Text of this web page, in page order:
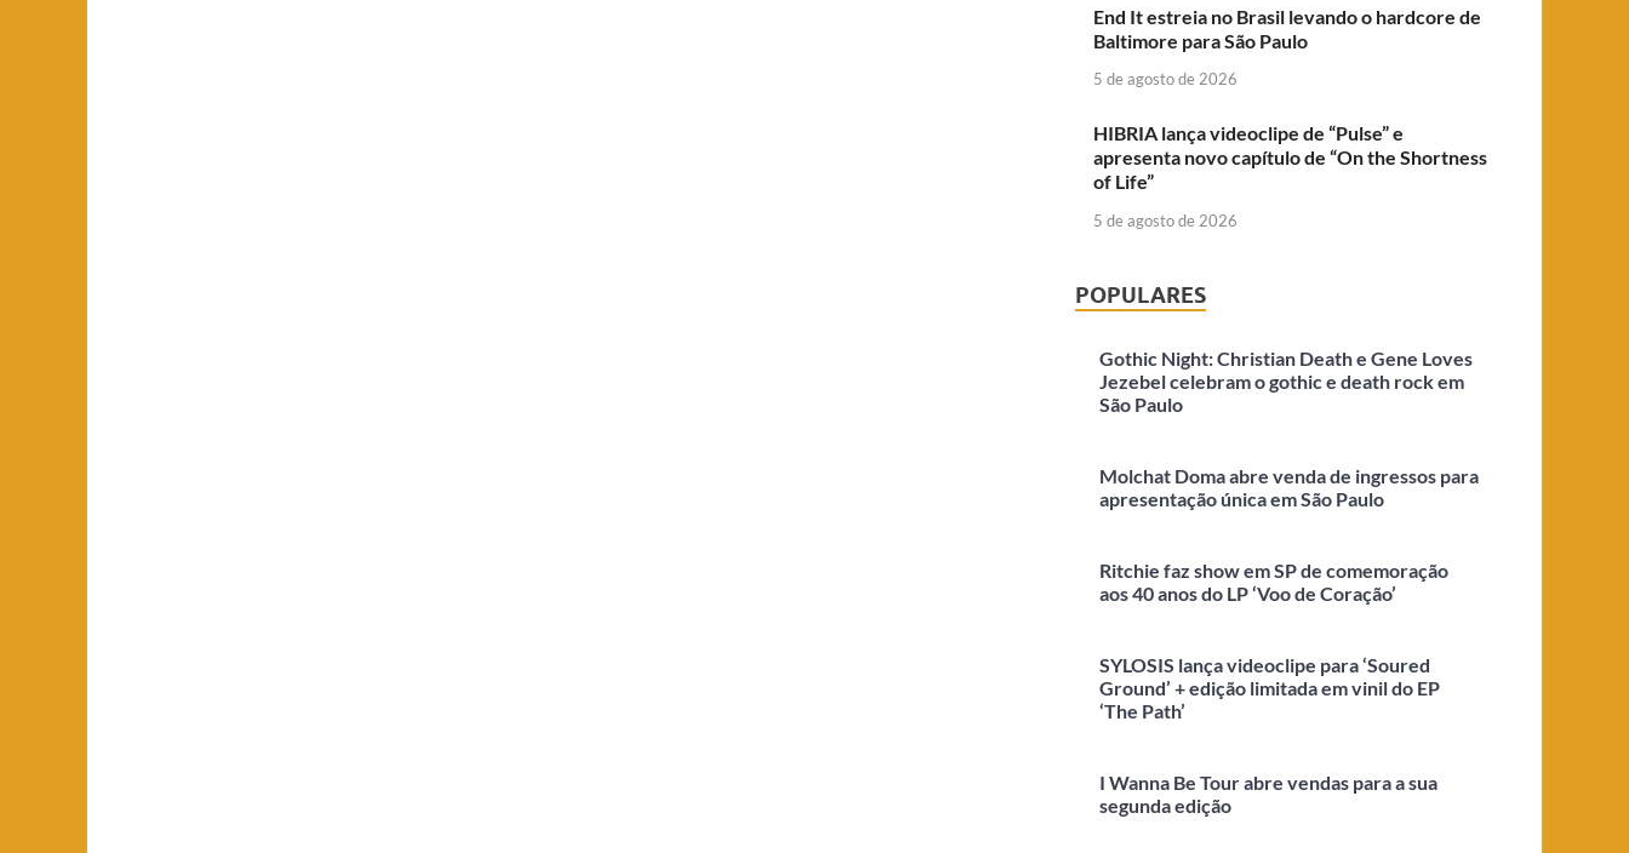
End It estreia no Brasil levando o hardcore de
Baltimore para São Paulo
5 de agosto de 2026
HIBRIA lança videoclipe de “Pulse” e
apresenta novo capítulo de “On the Shortness
of Life”
5 de agosto de 2026
POPULARES
Gothic Night: Christian Death e Gene Loves
Jezebel celebram o gothic e death rock em
São Paulo
Molchat Doma abre venda de ingressos para
apresentação única em São Paulo
Ritchie faz show em SP de comemoração
aos 40 anos do LP ‘Voo de Coração’
SYLOSIS lança videoclipe para ‘Soured
Ground’ + edição limitada em vinil do EP
‘The Path’
I Wanna Be Tour abre vendas para a sua
segunda edição